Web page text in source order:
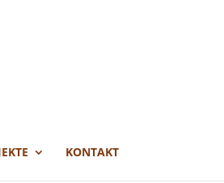
KONTAKT